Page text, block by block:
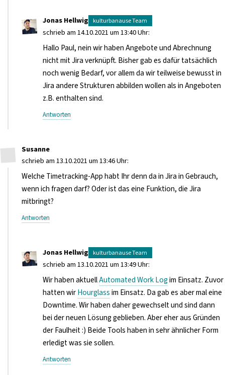
Jonas Hellwig
schrieb am 14.10.2021 um 13:40 Uhr:
Hallo Paul, nein wir haben Angebote und Abrechnung
nicht mit Jira verknüpft. Bisher gab es dafür tatsächlich
noch wenig Bedarf, vor allem da wir teilweise bewusst in
Jira andere Strukturen abbilden wollen als in Angeboten
z.B. enthalten sind.
Antworten
Susanne
schrieb am 13.10.2021 um 13:46 Uhr:
Welche Timetracking-App habt Ihr denn da in Jira in Gebrauch,
wenn ich fragen darf? Oder ist das eine Funktion, die Jira
mitbringt?
Antworten
Jonas Hellwig
schrieb am 13.10.2021 um 13:49 Uhr:
Wir haben aktuellAutomated Work Logim Einsatz. Zuvor
hatten wirHourglassim Einsatz. Da gab es aber mal eine
Downtime. Wir haben daher gewechselt und sind dann
bei der neuen Lösung geblieben. Aber eher aus Gründen
der Faulheit :) Beide Tools haben in sehr ähnlicher Form
erledigt was sie sollen.
Antworten